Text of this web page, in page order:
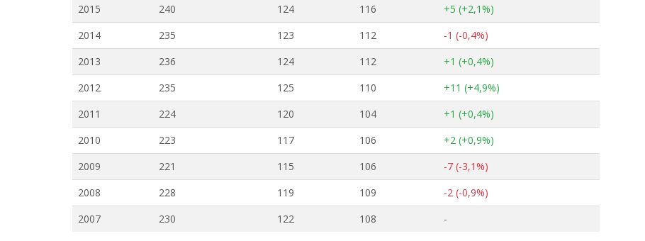
2015
240 124 116
+5 (+2,1%)
2014
235 123 112
-1 (-0,4%)
2013
236 124 112
+1 (+0,4%)
2012
235 125 110
+11 (+4,9%)
2011
224 120 104
+1 (+0,4%)
2010
223 117 106
+2 (+0,9%)
2009
221 115 106
-7 (-3,1%)
2008
228 119 109
-2 (-0,9%)
2007
230 122 108 -